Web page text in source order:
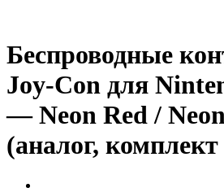
Беспроводные
Joy-Con для
— Neon Red /
(аналог,